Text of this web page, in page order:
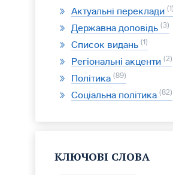
Актуальні переклади 1
Державна доповідь 3
Список видань 1
Регіональні акценти 2
Політика 89
Соціальна політика 82
КЛЮЧОВІ СЛОВА